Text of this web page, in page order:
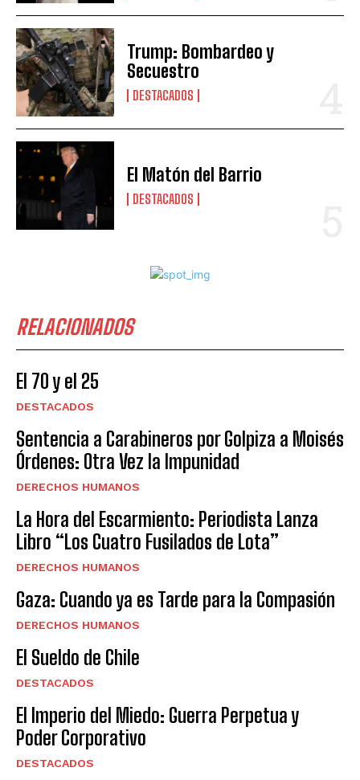
Trump: Bombardeo y
Secuestro
DESTACADOS
El Matón del Barrio
DESTACADOS
RELACIONADOS
El 70 y el 25
DESTACADOS
Sentencia a Carabineros por Golpiza a Moisés
Órdenes: Otra Vez la Impunidad
DERECHOS HUMANOS
La Hora del Escarmiento: Periodista Lanza
Libro “Los Cuatro Fusilados de Lota”
DERECHOS HUMANOS
Gaza: Cuando ya es Tarde para la Compasión
DERECHOS HUMANOS
El Sueldo de Chile
DESTACADOS
El Imperio del Miedo: Guerra Perpetua y
Poder Corporativo
DESTACADOS